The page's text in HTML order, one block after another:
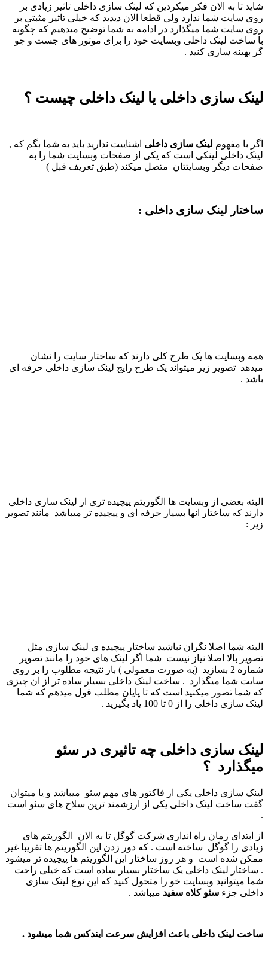
شاید تا به الان فکر میکردین که لینک سازی داخلی تاثیر زیادی بر
روی سایت شما ندارد ولی قطعا الان دیدید که خیلی تاثیر مثبتی بر
روی سایت شما میگذارد در ادامه به شما توضیح میدهیم که چگونه
با ساخت لینک داخلی وبسایت خود را برای موتور های جست و جو
گر بهینه سازی کنید .
لینک سازی داخلی یا لینک داخلی چیست ؟
اگر با مفهوم لینک سازی داخلی اشناییت ندارید باید به شما بگم که ,
لینک داخلی لینکی است که یکی از صفحات وبسایت شما را به
صفحات دیگر وبسایتتان متصل میکند (طبق تعریف قبل )
ساختار لینک سازی داخلی :
همه وبسایت ها یک طرح کلی دارند که ساختار سایت را نشان
میدهد تصویر زیر میتواند یک طرح رایج لینک سازی داخلی حرفه ای
باشد .
البته بعضی از وبسایت ها الگوریتم پیچیده تری از لینک سازی داخلی
دارند که ساختار انها بسیار حرفه ای و پیچیده تر میباشد مانند تصویر
زیر :
البته شما اصلا نگران نباشید ساختار پیچیده ی لینک سازی مثل
تصویر بالا اصلا نیاز نیست شما اگر لینک های خود را مانند تصویر
شماره 2 بسازید (به صورت معمولی ) باز نتیجه مطلوب را بر روی
سایت شما میگذارد . ساخت لینک داخلی بسیار ساده تر از ان چیزی
که شما تصور میکنید است که تا پایان مطلب قول میدهم که شما
لینک سازی داخلی را از 0 تا 100 یاد بگیرید .
لینک سازی داخلی چه تاثیری در سئو
میگذارد ؟
لینک سازی داخلی یکی از فاکتور های مهم سئو میباشد و یا میتوان
گفت ساخت لینک داخلی یکی از ارزشمند ترین سلاح های سئو است
.
از ابتدای زمان راه اندازی شرکت گوگل تا به الان الگوریتم های
زیادی را گوگل ساخته است . که دور زدن این الگوریتم ها تقریبا غیر
ممکن شده است و هر روز ساختار این الگوریتم ها پیچیده تر میشود
. ساختار لینک داخلی یک ساختار بسیار ساده است که خیلی راحت
شما میتوانید وبسایت خو را متحول کنید که این نوع لینک سازی
داخلی جزء سئو کلاه سفید میباشد .
ساخت لینک داخلی باعث افزایش سرعت ایندکس شما میشود .